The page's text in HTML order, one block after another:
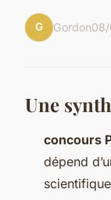
G Gordon
Une
concours
dépend